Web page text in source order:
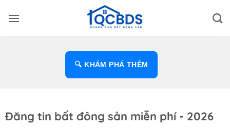
qua
🔍 KHÁM PHÁ THÊM
Đăng tin bất đông sản miễn phí - 2026